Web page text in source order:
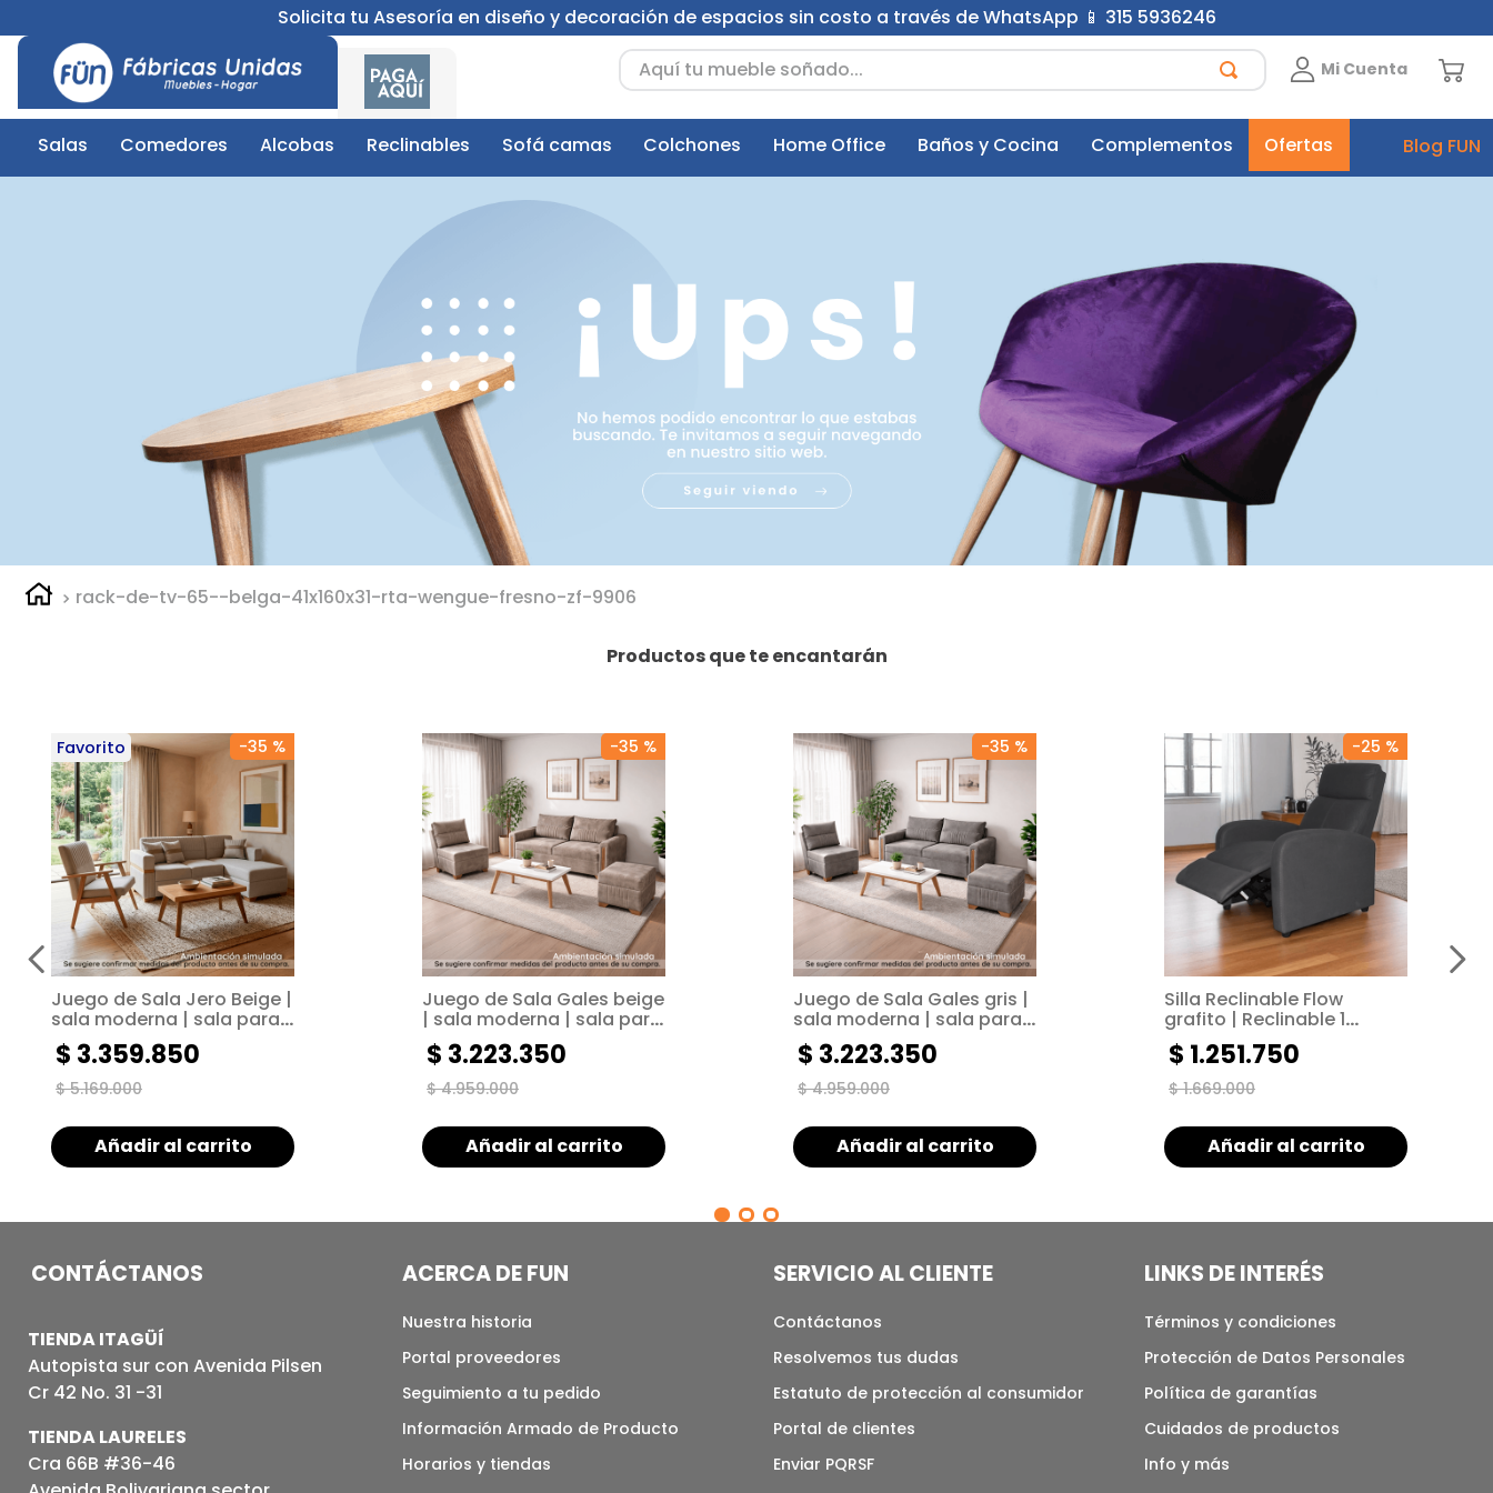
Solicita tu Asesoría en diseño y decoración de espacios sin costo a través de WhatsApp 📱 315 5936246
Aquí tu mueble soñado...
Mi Cuenta
Salas Comedores Alcobas Reclinables Sofá camas Colchones Home Office Baños y Cocina Complementos Ofertas Blog FUN
rack-de-tv-65--belga-41x160x31-rta-wengue-fresno-zf-9906
Productos que te encantarán
Favorito -35 %
Juego de Sala Jero Beige |
sala moderna | sala para
espacios pequeños
$ 5.169.000
$ 3.359.850
Añadir al carrito
-35 %
Juego de Sala Gales beige
| sala moderna | sala para
espacios pequeños
$ 4.959.000
$ 3.223.350
Añadir al carrito
-35 %
Juego de Sala Gales gris |
sala moderna | sala para
espacios pequeños
$ 4.959.000
$ 3.223.350
Añadir al carrito
-25 %
Silla Reclinable Flow
grafito | Reclinable 1
puesto | Sistema Push arm
$ 1.669.000
$ 1.251.750
Añadir al carrito
CONTÁCTANOS
TIENDA ITAGÜÍ
Autopista sur con Avenida Pilsen
Cr 42 No. 31 -31
TIENDA LAURELES
Cra 66B #36-46
ACERCA DE FUN
Nuestra historia
Portal proveedores
Seguimiento a tu pedido
Información Armado de Producto
Horarios y tiendas
SERVICIO AL CLIENTE
Contáctanos
Resolvemos tus dudas
Estatuto de protección al consumidor
Portal de clientes
Enviar PQRSF
LINKS DE INTERÉS
Términos y condiciones
Protección de Datos Personales
Política de garantías
Cuidados de productos
Info y más